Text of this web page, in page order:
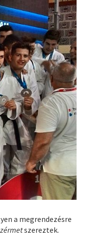
a megrendezésre
szereztek.